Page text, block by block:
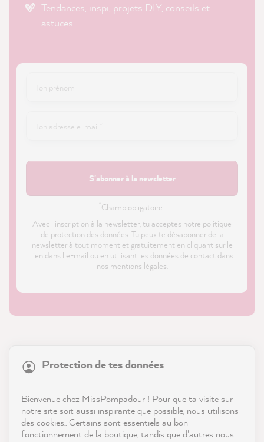
Tendances, inspi, projets DIY, conseils et
astuces.
S'abonner à la newsletter
Champ obligatoire ·
Avec l'inscription à la newsletter, tu acceptes notre politique
de protection des données. Tu peux te désabonner de la
newsletter à tout moment et gratuitement en cliquant sur le
lien dans l'e-mail ou en utilisant les données de contact dans
nos mentions légales.
Boutique
Service
Contact
Protection de tes données
Bienvenue chez MissPompadour ! Pour que ta visite sur
notre site soit aussi inspirante que possible, nous utilisons
des cookies.. Certains sont essentiels au bon
fonctionnement de la boutique, tandis que d'autres nous
reviews-io